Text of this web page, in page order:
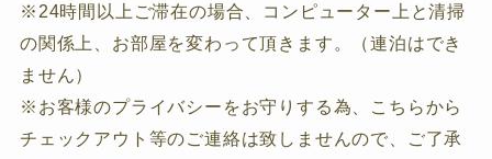
※24時間以上ご滞在の場合、コンピューター上と清掃
の関係上、お部屋を変わって頂きます。（連泊はでき
ません）
※お客様のプライバシーをお守りする為、こちらから
チェックアウト等のご連絡は致しませんので、ご了承